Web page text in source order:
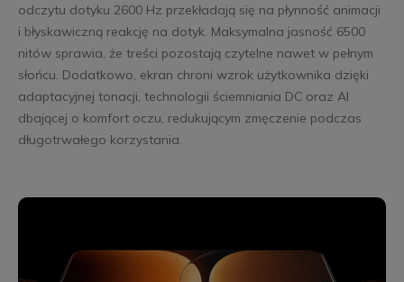
odczytu dotyku 2600 Hz przekładają się na płynność animacji
i błyskawiczną reakcję na dotyk. Maksymalna jasność 6500
nitów sprawia, że treści pozostają czytelne nawet w pełnym
słońcu. Dodatkowo, ekran chroni wzrok użytkownika dzięki
adaptacyjnej tonacji, technologii ściemniania DC oraz AI
dbającej o komfort oczu, redukującym zmęczenie podczas
długotrwałego korzystania.